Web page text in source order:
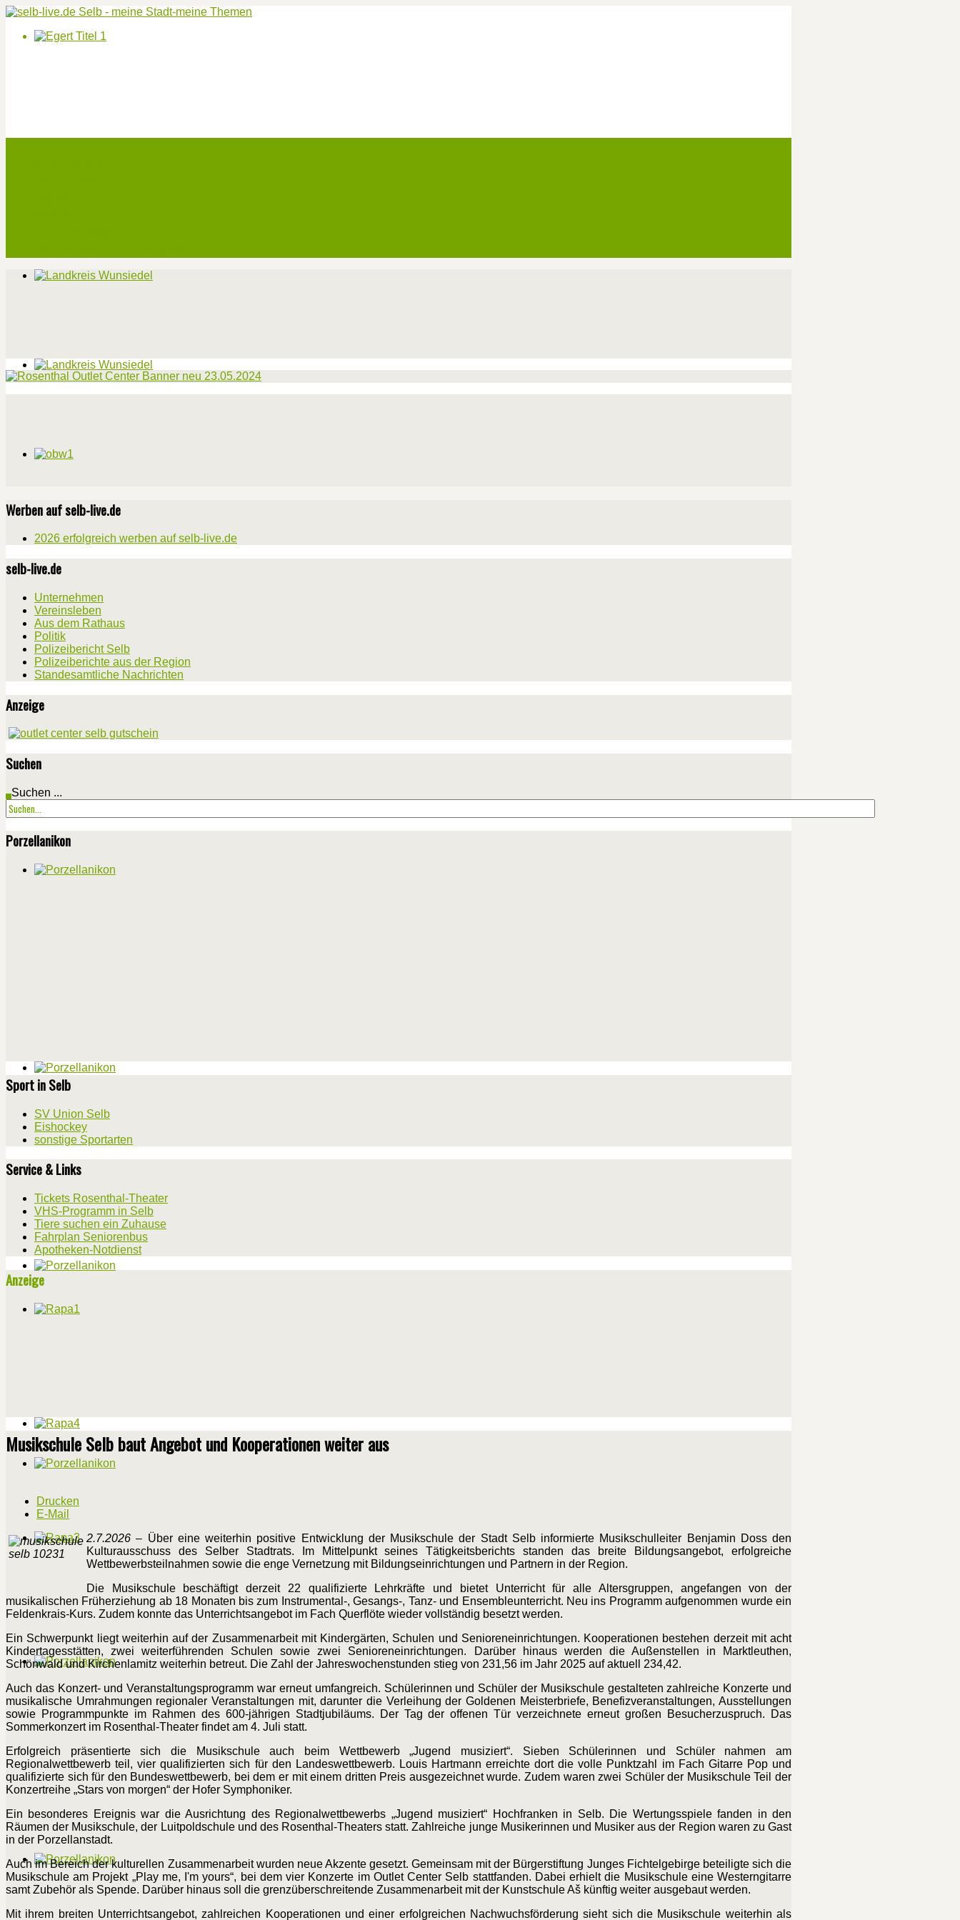
Werben auf selb-live.de
2026 erfolgreich werben auf selb-live.de
selb-live.de
Unternehmen
Vereinsleben
Aus dem Rathaus
Politik
Polizeibericht Selb
Polizeiberichte aus der Region
Standesamtliche Nachrichten
Anzeige
Suchen
Suchen ...
Porzellanikon
Sport in Selb
SV Union Selb
Eishockey
sonstige Sportarten
Service & Links
Tickets Rosenthal-Theater
VHS-Programm in Selb
Tiere suchen ein Zuhause
Fahrplan Seniorenbus
Apotheken-Notdienst
Anzeige
Musikschule Selb baut Angebot und Kooperationen weiter aus
Drucken
E-Mail
2.7.2026 – Über eine weiterhin positive Entwicklung der Musikschule der Stadt Selb informierte Musikschulleiter Benjamin Doss den
Kulturausschuss des Selber Stadtrats. Im Mittelpunkt seines Tätigkeitsberichts standen das breite Bildungsangebot, erfolgreiche
Wettbewerbsteilnahmen sowie die enge Vernetzung mit Bildungseinrichtungen und Partnern in der Region.
Die Musikschule beschäftigt derzeit 22 qualifizierte Lehrkräfte und bietet Unterricht für alle Altersgruppen, angefangen von der
musikalischen Früherziehung ab 18 Monaten bis zum Instrumental-, Gesangs-, Tanz- und Ensembleunterricht. Neu ins Programm aufgenommen wurde ein
Feldenkrais-Kurs. Zudem konnte das Unterrichtsangebot im Fach Querflöte wieder vollständig besetzt werden.
Ein Schwerpunkt liegt weiterhin auf der Zusammenarbeit mit Kindergärten, Schulen und Senioreneinrichtungen. Kooperationen bestehen derzeit mit acht
Kindertagesstätten, zwei weiterführenden Schulen sowie zwei Senioreneinrichtungen. Darüber hinaus werden die Außenstellen in Marktleuthen,
Schönwald und Kirchenlamitz weiterhin betreut. Die Zahl der Jahreswochenstunden stieg von 231,56 im Jahr 2025 auf aktuell 234,42.
Auch das Konzert- und Veranstaltungsprogramm war erneut umfangreich. Schülerinnen und Schüler der Musikschule gestalteten zahlreiche Konzerte und
musikalische Umrahmungen regionaler Veranstaltungen mit, darunter die Verleihung der Goldenen Meisterbriefe, Benefizveranstaltungen, Ausstellungen
sowie Programmpunkte im Rahmen des 600-jährigen Stadtjubiläums. Der Tag der offenen Tür verzeichnete erneut großen Besucherzuspruch. Das
Sommerkonzert im Rosenthal-Theater findet am 4. Juli statt.
Erfolgreich präsentierte sich die Musikschule auch beim Wettbewerb „Jugend musiziert“. Sieben Schülerinnen und Schüler nahmen am
Regionalwettbewerb teil, vier qualifizierten sich für den Landeswettbewerb. Louis Hartmann erreichte dort die volle Punktzahl im Fach Gitarre Pop und
qualifizierte sich für den Bundeswettbewerb, bei dem er mit einem dritten Preis ausgezeichnet wurde. Zudem waren zwei Schüler der Musikschule Teil der
Konzertreihe „Stars von morgen“ der Hofer Symphoniker.
Ein besonderes Ereignis war die Ausrichtung des Regionalwettbewerbs „Jugend musiziert“ Hochfranken in Selb. Die Wertungsspiele fanden in den
Räumen der Musikschule, der Luitpoldschule und des Rosenthal-Theaters statt. Zahlreiche junge Musikerinnen und Musiker aus der Region waren zu Gast
in der Porzellanstadt.
Auch im Bereich der kulturellen Zusammenarbeit wurden neue Akzente gesetzt. Gemeinsam mit der Bürgerstiftung Junges Fichtelgebirge beteiligte sich die
Musikschule am Projekt „Play me, I'm yours“, bei dem vier Konzerte im Outlet Center Selb stattfanden. Dabei erhielt die Musikschule eine Westerngitarre
samt Zubehör als Spende. Darüber hinaus soll die grenzüberschreitende Zusammenarbeit mit der Kunstschule Aš künftig weiter ausgebaut werden.
Mit ihrem breiten Unterrichtsangebot, zahlreichen Kooperationen und einer erfolgreichen Nachwuchsförderung sieht sich die Musikschule weiterhin als